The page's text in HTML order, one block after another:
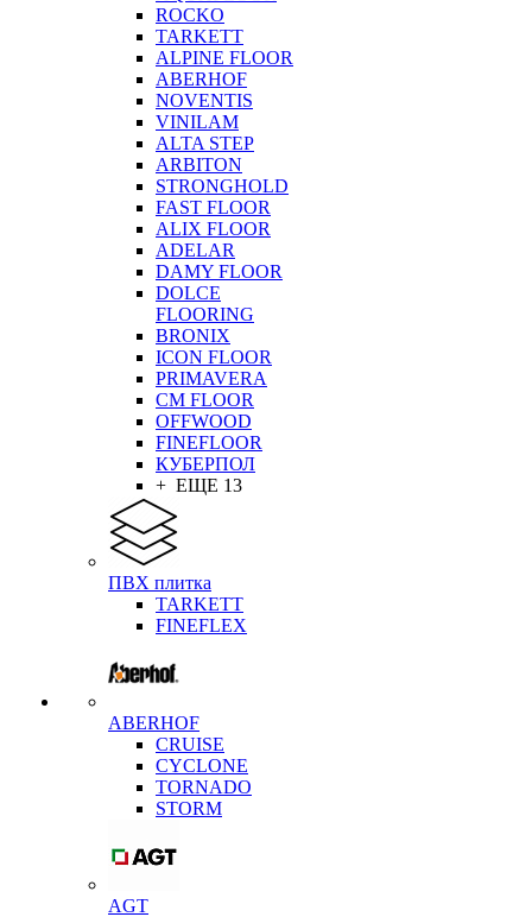
ROCKO
TARKETT
ALPINE FLOOR
ABERHOF
NOVENTIS
VINILAM
ALTA STEP
ARBITON
STRONGHOLD
FAST FLOOR
ALIX FLOOR
ADELAR
DAMY FLOOR
DOLCE
FLOORING
BRONIX
ICON FLOOR
PRIMAVERA
CM FLOOR
OFFWOOD
FINEFLOOR
КУБЕРПОЛ
+ ЕЩЕ 13
ПВХ плитка
TARKETT
FINEFLEX
ABERHOF
CRUISE
CYCLONE
TORNADO
STORM
AGT